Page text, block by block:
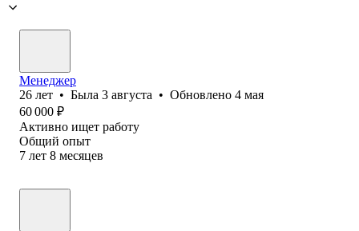
Менеджер
26 лет • Была 3 августа • Обновлено 4 мая
60 000 ₽
Активно ищет работу
Общий опыт
7 лет 8 месяцев